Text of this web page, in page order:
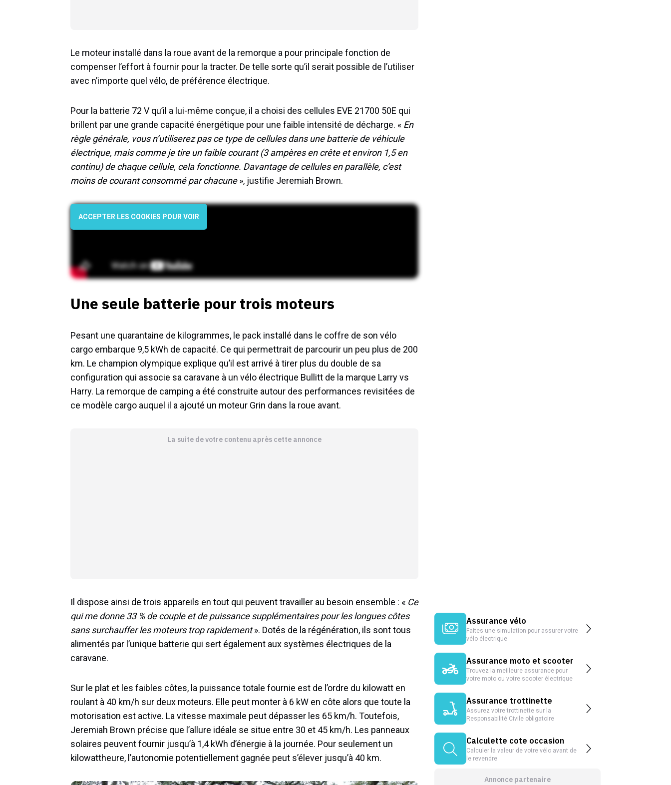
Le moteur installé dans la roue avant de la remorque a pour principale fonction de
compenser l’effort à fournir pour la tracter. De telle sorte qu’il serait possible de l’utiliser
avec n’importe quel vélo, de préférence électrique.
Pour la batterie 72 V qu’il a lui-même conçue, il a choisi des cellules EVE 21700 50E qui
brillent par une grande capacité énergétique pour une faible intensité de décharge. « En
règle générale, vous n’utiliserez pas ce type de cellules dans une batterie de véhicule
électrique, mais comme je tire un faible courant (3 ampères en crête et environ 1,5 en
continu) de chaque cellule, cela fonctionne. Davantage de cellules en parallèle, c’est
moins de courant consommé par chacune», justifie Jeremiah Brown.
ACCEPTER LES COOKIES POUR VOIR
Une seule batterie pour trois moteurs
Pesant une quarantaine de kilogrammes, le pack installé dans le coffre de son vélo
cargo embarque 9,5 kWh de capacité. Ce qui permettrait de parcourir un peu plus de 200
km. Le champion olympique explique qu’il est arrivé à tirer plus du double de sa
configuration qui associe sa caravane à un vélo électrique Bullitt de la marque Larry vs
Harry. La remorque de camping a été construite autour des performances revisitées de
ce modèle cargo auquel il a ajouté un moteur Grin dans la roue avant.
La suite de votre contenu après cette annonce
Il dispose ainsi de trois appareils en tout qui peuvent travailler au besoin ensemble : « Ce
qui me donne 33 % de couple et de puissance supplémentaires pour les longues côtes
sans surchauffer les moteurs trop rapidement». Dotés de la régénération, ils sont tous
alimentés par l’unique batterie qui sert également aux systèmes électriques de la
caravane.
Sur le plat et les faibles côtes, la puissance totale fournie est de l’ordre du kilowatt en
roulant à 40 km/h sur deux moteurs. Elle peut monter à 6 kW en côte alors que toute la
motorisation est active. La vitesse maximale peut dépasser les 65 km/h. Toutefois,
Jeremiah Brown précise que l’allure idéale se situe entre 30 et 45 km/h. Les panneaux
solaires peuvent fournir jusqu’à 1,4 kWh d’énergie à la journée. Pour seulement un
kilowattheure, l’autonomie potentiellement gagnée peut s’élever jusqu’à 40 km.
Assurance vélo
Faites une simulation pour assurer votre
vélo électrique
Assurance moto et scooter
Trouvez la meilleure assurance pour
votre moto ou votre scooter électrique
Assurance trottinette
Assurez votre trottinette sur la
Responsabilité Civile obligatoire
Calculette cote occasion
Calculer la valeur de votre vélo avant de
le revendre
Annonce partenaire